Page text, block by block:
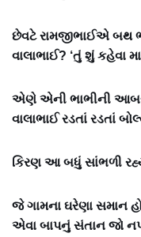
છેવટે રામજીભાઈએ બથ
વાલાભાઈ? ‘તું શું કહેવા
એણે એની ભાભીની આબરૂ
વાલાભાઈ રડતાં રડતાં
કિરણ આ બધું સાંભળી
જે ગામના ઘરેણા
એવા બાપનું સંતાન જો